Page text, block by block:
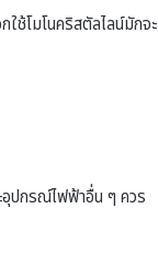
ช้โมโนคริสตัลไลน์มักจะ
ปกรณ์ไฟฟ้าอื่น ๆ ควร